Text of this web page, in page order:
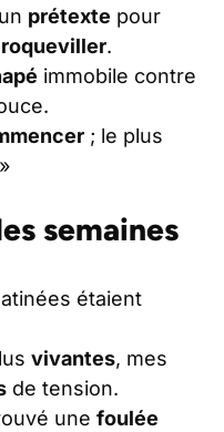
prétexte pour
.
immobile contre
; le plus
semaines
étaient
vivantes, mes
de tension.
une foulée